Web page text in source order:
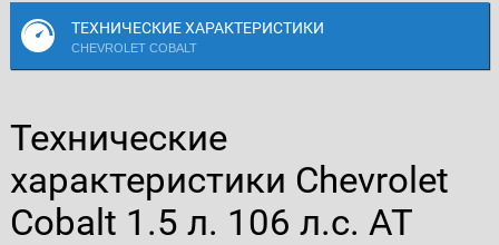
ТЕХНИЧЕСКИЕ ХАРАКТЕРИСТИКИ
CHEVROLET COBALT
Технические
характеристики Chevrolet
Cobalt 1.5 л. 106 л.с. AT